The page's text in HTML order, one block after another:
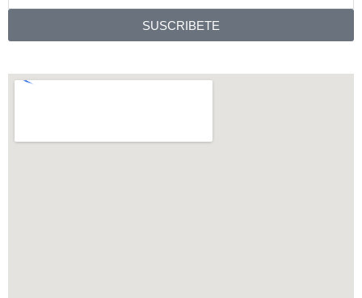
Electronico
SUSCRIBETE